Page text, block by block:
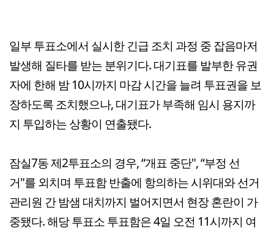
일부 투표소에서 실시한 긴급 조치 과정 중 잡음마저
발생해 질타를 받는 분위기다. 대기표를 발부한 유권
자에 한해 밤 10시까지 마감 시간을 늘려 투표권을 보
장하도록 조치했으나, 대기표가 부족해 임시 용지까
지 투입하는 상황이 연출됐다.
잠실7동 제2투표소의 경우, “개표 중단", “부정 선
거"를 외치며 투표함 반출에 항의하는 시위대와 선거
관리원 간 밤샘 대치까지 벌어지면서 현장 혼란이 가
중됐다. 해당 투표소 투표함은 4일 오전 11시까지 여